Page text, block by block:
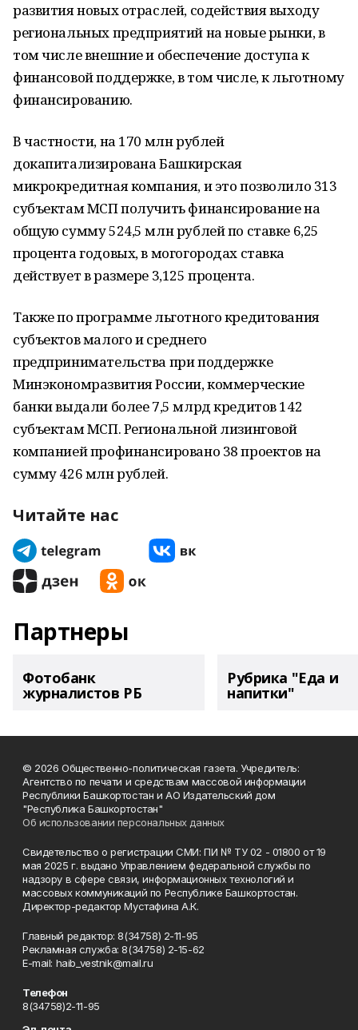
развития новых отраслей, содействия выходу
региональных предприятий на новые рынки, в
том числе внешние и обеспечение доступа к
финансовой поддержке, в том числе, к льготному
финансированию.
В частности, на 170 млн рублей
докапитализирована Башкирская
микрокредитная компания, и это позволило 313
субъектам МСП получить финансирование на
общую сумму 524,5 млн рублей по ставке 6,25
процента годовых, в могогородах ставка
действует в размере 3,125 процента.
Также по программе льготного кредитования
субъектов малого и среднего
предпринимательства при поддержке
Минэкономразвития России, коммерческие
банки выдали более 7,5 млрд кредитов 142
субъектам МСП. Региональной лизинговой
компанией профинансировано 38 проектов на
сумму 426 млн рублей.
Читайте нас
Партнеры
Фотобанк
журналистов РБ
Рубрика "Еда и
напитки"
© 2026 Общественно-политическая газета. Учредитель:
Агентство по печати и средствам массовой информации
Республики Башкортостан и АО Издательский дом
"Республика Башкортостан"
Об использовании персональных данных
Свидетельство о регистрации СМИ: ПИ № ТУ 02 - 01800 от 19
мая 2025 г. выдано Управлением федеральной службы по
надзору в сфере связи, информационных технологий и
массовых коммуникаций по Республике Башкортостан.
Директор-редактор Мустафина А.К.
Главный редактор: 8(34758) 2-11-95
Рекламная служба: 8(34758) 2-15-62
Е-mаil: haib_vestnik@mail.ru
Телефон
8(34758)2-11-95